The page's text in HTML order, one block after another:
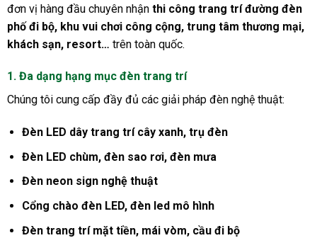
đơn vị hàng đầu chuyên nhận thi công trang trí đường đèn
phố đi bộ, khu vui chơi công cộng, trung tâm thương mại,
khách sạn, resort… trên toàn quốc.
1. Đa dạng hạng mục đèn trang trí
Chúng tôi cung cấp đầy đủ các giải pháp đèn nghệ thuật:
Đèn LED dây trang trí cây xanh, trụ đèn
Đèn LED chùm, đèn sao rơi, đèn mưa
Đèn neon sign nghệ thuật
Cổng chào đèn LED, đèn led mô hình
Đèn trang trí mặt tiền, mái vòm, cầu đi bộ